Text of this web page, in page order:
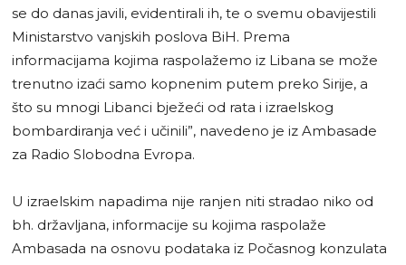
se do danas javili, evidentirali ih, te o svemu obavijestili
Ministarstvo vanjskih poslova BiH. Prema
informacijama kojima raspolažemo iz Libana se može
trenutno izaći samo kopnenim putem preko Sirije, a
što su mnogi Libanci bježeći od rata i izraelskog
bombardiranja već i učinili”, navedeno je iz Ambasade
za Radio Slobodna Evropa.
U izraelskim napadima nije ranjen niti stradao niko od
bh. državljana, informacije su kojima raspolaže
Ambasada na osnovu podataka iz Počasnog konzulata